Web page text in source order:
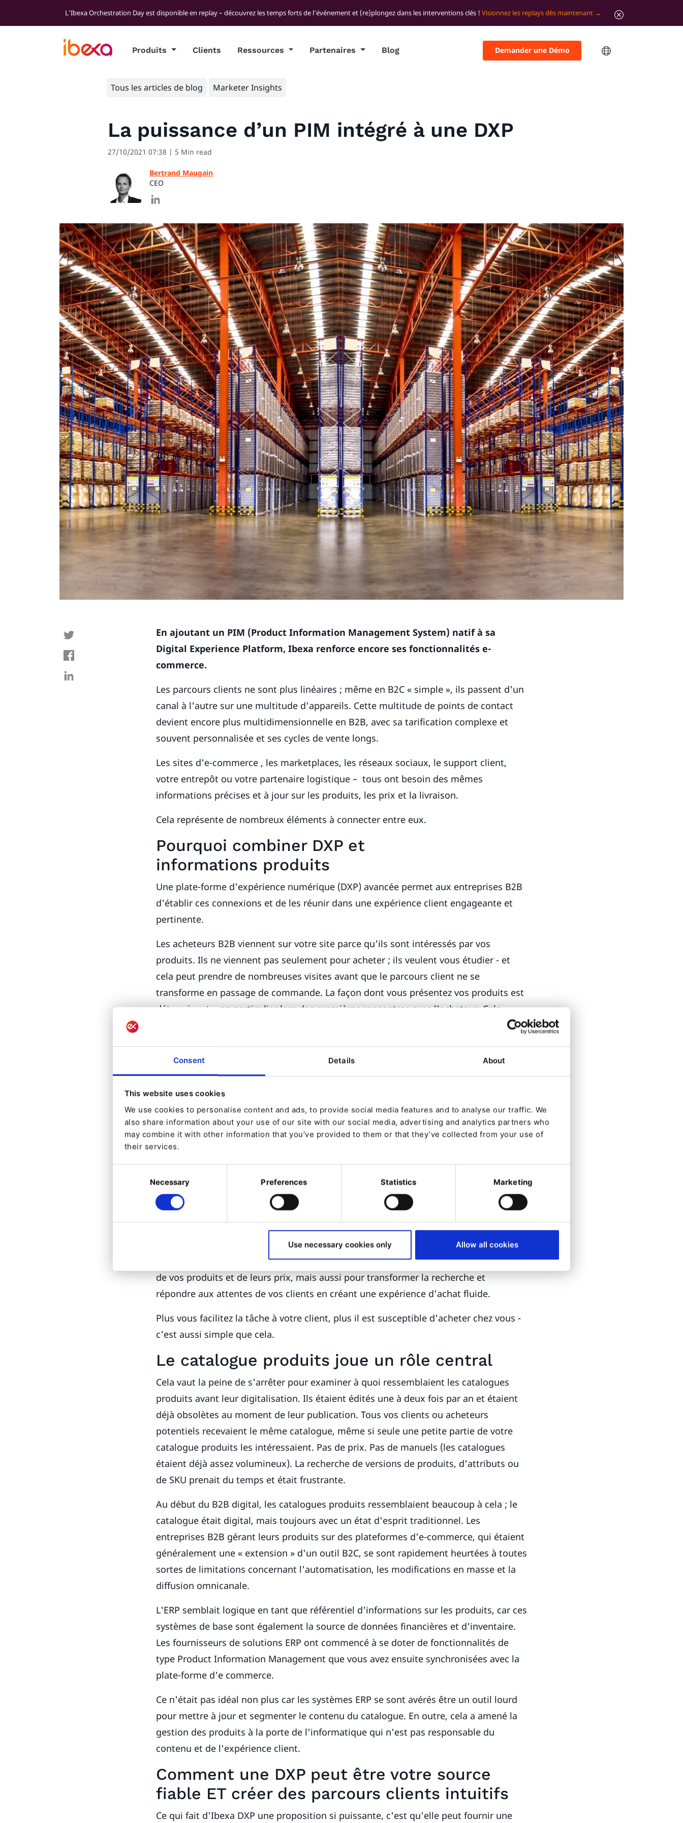
Consent Details About
This website uses cookies
We use cookies to personalise content and ads, to provide social media features and to analyse our traffic. We
also share information about your use of our site with our social media, advertising and analytics partners who
may combine it with other information that you’ve provided to them or that they’ve collected from your use of
their services.
Necessary Preferences Statistics Marketing
Use necessary cookies only Allow all cookies
L'Ibexa Orchestration Day est disponible en replay – découvrez les temps forts de l’événement et (re)plongez dans les interventions clés ! Visionnez les replays dès maintenant
Produits Clients Ressources Partenaires Blog Demander une Démo
Tous les articles de blog Marketer Insights
La puissance d’un PIM intégré à une DXP
27/10/2021 07:38 | 5 Min read
Bertrand Maugain
CEO
En ajoutant un PIM (Product Information Management System) natif à sa
Digital Experience Platform, Ibexa renforce encore ses fonctionnalités e-
commerce.
Les parcours clients ne sont plus linéaires ; même en B2C « simple », ils passent d'un
canal à l'autre sur une multitude d'appareils. Cette multitude de points de contact
devient encore plus multidimensionnelle en B2B, avec sa tarification complexe et
souvent personnalisée et ses cycles de vente longs.
Les sites d'e-commerce , les marketplaces, les réseaux sociaux, le support client,
votre entrepôt ou votre partenaire logistique – tous ont besoin des mêmes
informations précises et à jour sur les produits, les prix et la livraison.
Cela représente de nombreux éléments à connecter entre eux.
Pourquoi combiner DXP et
informations produits
Une plate-forme d'expérience numérique (DXP) avancée permet aux entreprises B2B
d'établir ces connexions et de les réunir dans une expérience client engageante et
pertinente.
Les acheteurs B2B viennent sur votre site parce qu'ils sont intéressés par vos
produits. Ils ne viennent pas seulement pour acheter ; ils veulent vous étudier - et
cela peut prendre de nombreuses visites avant que le parcours client ne se
transforme en passage de commande. La façon dont vous présentez vos produits est
déterminante, en particulier lors des premières rencontres avec l'acheteur. Cela
La gestion des produits est un défi, en particulier pour les catalogues contenant
devraient pas se voir exposer à l'intégralité de votre catalogue ; vous filtrez et
segmentez selon le profil du client. La tarification ajoute une autre dimension de
complexité, car les acheteurs B2B paient rarement le même prix pour le même
produit – et vous segmentez donc davantage.
concernant l'e-commerce soient la complexité de leurs produits (« Comment capter
et contrôler cela ? ») et la structure des prix (« Comment obtenir le bon prix
contractuel pour le bon acheteur dans notre catalogue de 50 000 SKUs? »).
Le sujet de cet article de blog est la gestion des informations sur les produits - et les
technologies que vous pouvez déployer non seulement pour contrôler la complexité
de vos produits et de leurs prix, mais aussi pour transformer la recherche et
répondre aux attentes de vos clients en créant une expérience d'achat fluide.
Plus vous facilitez la tâche à votre client, plus il est susceptible d'acheter chez vous -
c'est aussi simple que cela.
Le catalogue produits joue un rôle central
Cela vaut la peine de s'arrêter pour examiner à quoi ressemblaient les catalogues
produits avant leur digitalisation. Ils étaient édités une à deux fois par an et étaient
déjà obsolètes au moment de leur publication. Tous vos clients ou acheteurs
potentiels recevaient le même catalogue, même si seule une petite partie de votre
catalogue produits les intéressaient. Pas de prix. Pas de manuels (les catalogues
étaient déjà assez volumineux). La recherche de versions de produits, d'attributs ou
de SKU prenait du temps et était frustrante.
Au début du B2B digital, les catalogues produits ressemblaient beaucoup à cela ; le
catalogue était digital, mais toujours avec un état d'esprit traditionnel. Les
entreprises B2B gérant leurs produits sur des plateformes d'e-commerce, qui étaient
généralement une « extension » d'un outil B2C, se sont rapidement heurtées à toutes
sortes de limitations concernant l'automatisation, les modifications en masse et la
diffusion omnicanale.
L'ERP semblait logique en tant que référentiel d'informations sur les produits, car ces
systèmes de base sont également la source de données financières et d'inventaire.
Les fournisseurs de solutions ERP ont commencé à se doter de fonctionnalités de
type Product Information Management que vous avez ensuite synchronisées avec la
plate-forme d'e commerce.
Ce n'était pas idéal non plus car les systèmes ERP se sont avérés être un outil lourd
pour mettre à jour et segmenter le contenu du catalogue. En outre, cela a amené la
gestion des produits à la porte de l'informatique qui n'est pas responsable du
contenu et de l'expérience client.
Comment une DXP peut être votre source
fiable ET créer des parcours clients intuitifs
Ce qui fait d'Ibexa DXP une proposition si puissante, c'est qu'elle peut fournir une